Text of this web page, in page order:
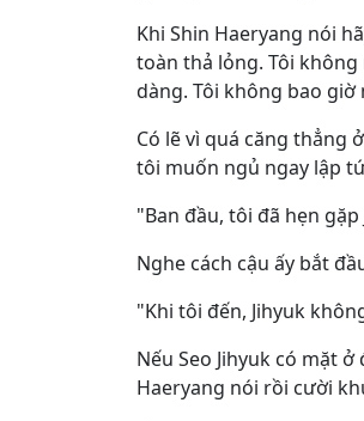
Khi Shin Haeryang nói
toàn thả lỏng. Tôi
dàng. Tôi không bao
Có lẽ vì quá căng thẳng
tôi muốn ngủ ngay lập
"Ban đầu, tôi đã hẹn
Nghe cách cậu ấy bắt
"Khi tôi đến, Jihyuk
Nếu Seo Jihyuk có mặt
Haeryang nói rồi cười